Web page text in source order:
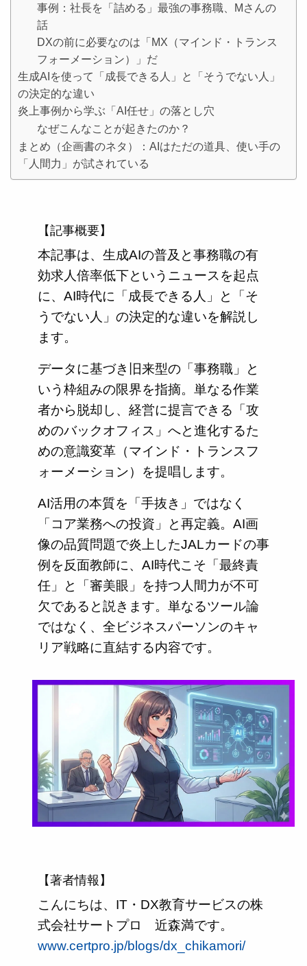
事例：社長を「詰める」最強の事務職、Mさんの
話
DXの前に必要なのは「MX（マインド・トランス
フォーメーション）」だ
生成AIを使って「成長できる人」と「そうでない人」
の決定的な違い
炎上事例から学ぶ「AI任せ」の落とし穴
なぜこんなことが起きたのか？
まとめ（企画書のネタ）：AIはただの道具、使い手の
「人間力」が試されている
【記事概要】
本記事は、生成AIの普及と事務職の有
効求人倍率低下というニュースを起点
に、AI時代に「成長できる人」と「そ
うでない人」の決定的な違いを解説し
ます。
データに基づき旧来型の「事務職」と
いう枠組みの限界を指摘。単なる作業
者から脱却し、経営に提言できる「攻
めのバックオフィス」へと進化するた
めの意識変革（マインド・トランスフ
ォーメーション）を提唱します。
AI活用の本質を「手抜き」ではなく
「コア業務への投資」と再定義。AI画
像の品質問題で炎上したJALカードの事
例を反面教師に、AI時代こそ「最終責
任」と「審美眼」を持つ人間力が不可
欠であると説きます。単なるツール論
ではなく、全ビジネスパーソンのキャ
リア戦略に直結する内容です。
【著者情報】
こんにちは、IT・DX教育サービスの株
式会社サートプロ 近森満です。
www.certpro.jp/blogs/dx_chikamori/